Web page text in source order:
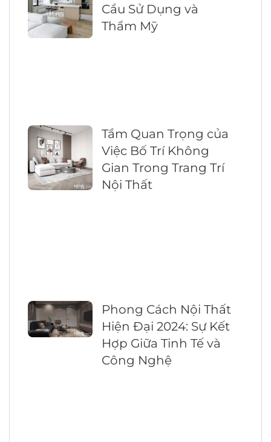
Cầu Sử Dụng và
Thẩm Mỹ
Tầm Quan Trọng của
Việc Bố Trí Không
Gian Trong Trang Trí
Nội Thất
Phong Cách Nội Thất
Hiện Đại 2024: Sự Kết
Hợp Giữa Tinh Tế và
Công Nghệ